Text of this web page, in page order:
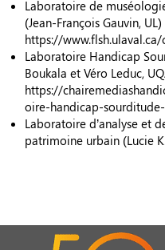
Laboratoire de
(Jean-François Gauvin, UL)
https://
Laboratoire Handicap
Boukala et Véro Leduc,
https://
oire-handicap-
Laboratoire d’analyse et
patrimoine urbain (Lucie